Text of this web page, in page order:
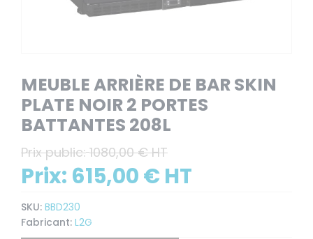
MEUBLE ARRIÈRE DE BAR SKIN
PLATE NOIR 2 PORTES
BATTANTES 208L
Prix public: 1080,00 € HT
Prix: 615,00 € HT
SKU: BBD230
Fabricant: L2G